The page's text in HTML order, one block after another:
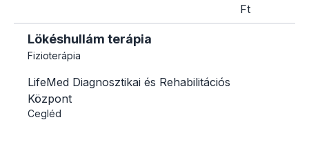
Ft
Lökéshullám terápia
Fizioterápia
LifeMed Diagnosztikai és Rehabilitációs
Központ
Cegléd